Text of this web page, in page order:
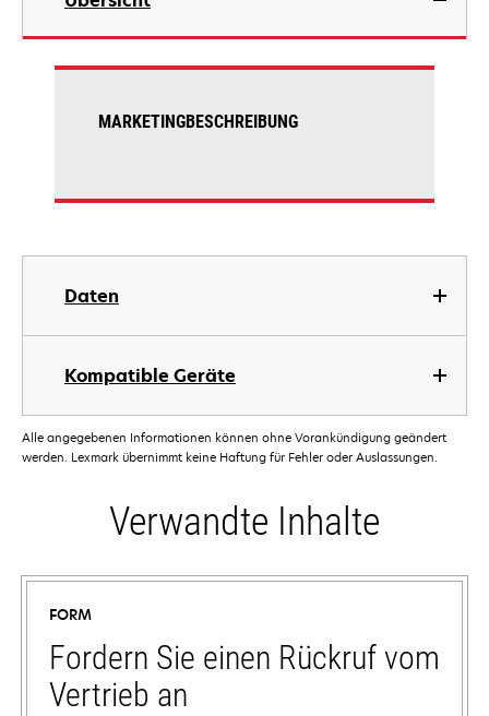
Daten
Kompatible Geräte
MARKETINGBESCHREIBUNG
Alle angegebenen Informationen können ohne Vorankündigung geändert
werden. Lexmark übernimmt keine Haftung für Fehler oder Auslassungen.
Verwandte Inhalte
FORM
Fordern Sie einen Rückruf vom
Vertrieb an